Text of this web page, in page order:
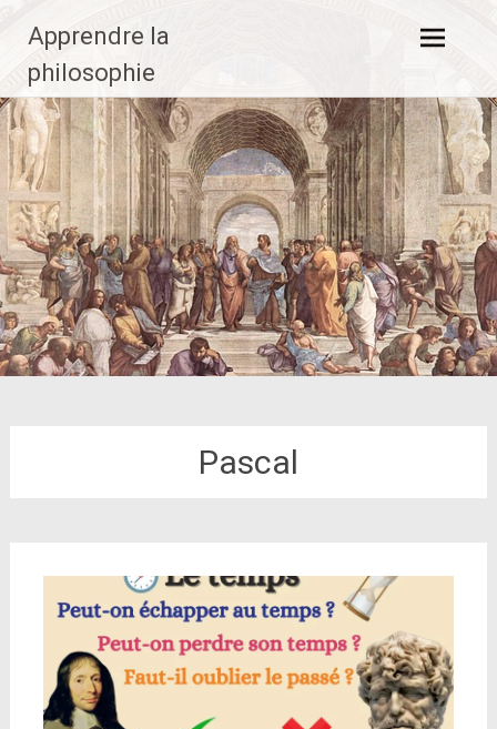
contenu
principal
Apprendre la
philosophie
Pascal